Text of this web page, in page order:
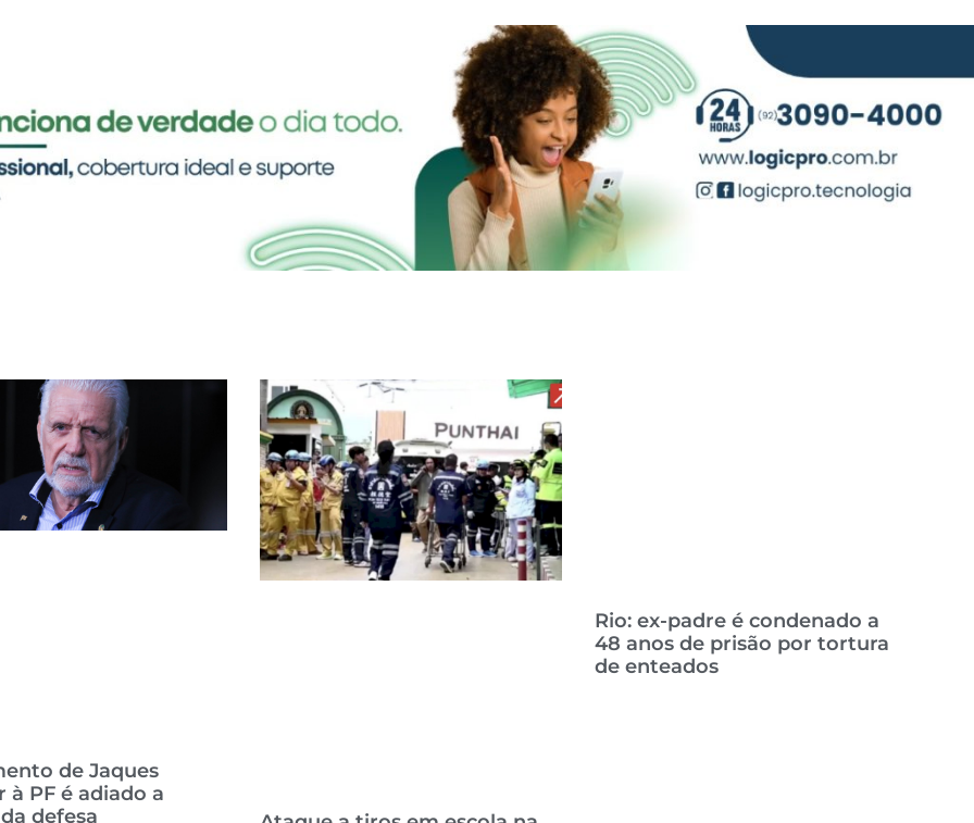
de Jaques
à PF é adiado a
defesa
Rio: ex-padre é condenado a
48 anos de prisão por tortura
de enteados